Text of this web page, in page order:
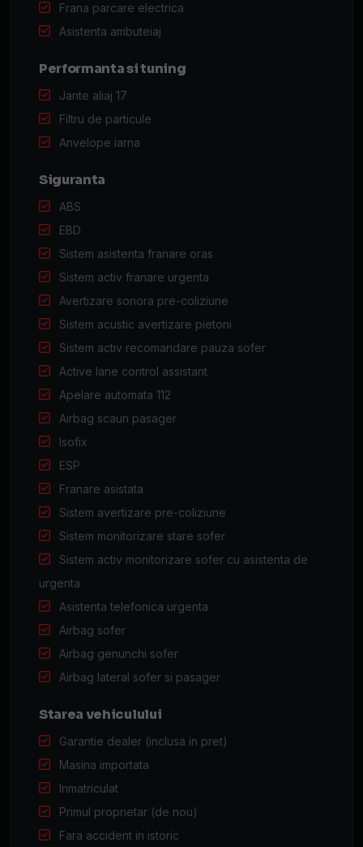
Frana parcare electrica
Asistenta ambuteiaj
Performanta si tuning
Jante aliaj 17
Filtru de particule
Anvelope iarna
Siguranta
ABS
EBD
Sistem asistenta franare oras
Sistem activ franare urgenta
Avertizare sonora pre-coliziune
Sistem acustic avertizare pietoni
Sistem activ recomandare pauza sofer
Active lane control assistant
Apelare automata 112
Airbag scaun pasager
Isofix
ESP
Franare asistata
Sistem avertizare pre-coliziune
Sistem monitorizare stare sofer
Sistem activ monitorizare sofer cu asistenta de
urgenta
Asistenta telefonica urgenta
Airbag sofer
Airbag genunchi sofer
Airbag lateral sofer si pasager
Starea vehiculului
Garantie dealer (inclusa in pret)
Masina importata
Inmatriculat
Primul proprietar (de nou)
Fara accident in istoric